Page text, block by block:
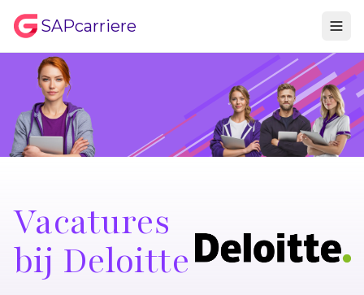
SAPcarriere
Vacatures
bij Deloitte